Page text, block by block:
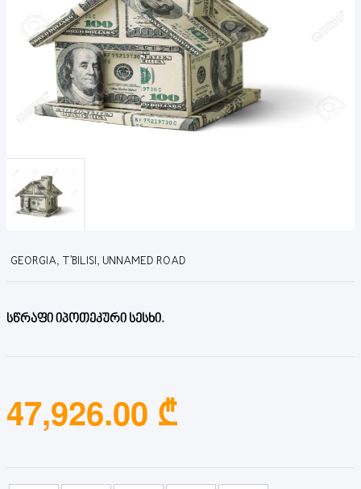
GEORGIA, T'BILISI, UNNAMED ROAD
სწრაფი იპოთეკური სესხი.
47,926.00 ₾